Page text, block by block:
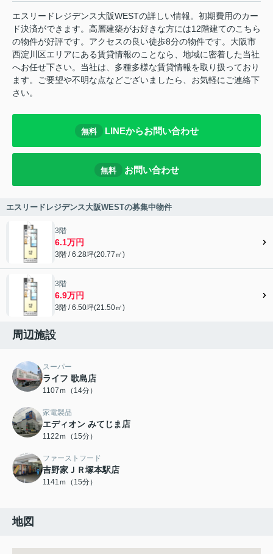
エスリードレジデンス大阪WESTの詳しい情報。初期費用のカー
ド決済ができます。高層建築がお好きな方には12階建てのこちら
の物件が好評です。アクセスの良い徒歩8分の物件です。大阪市
西淀川区エリアにある賃貸情報のことなら、地域に密着した当社
へお任せ下さい。当社は、多種多様な賃貸情報を取り扱っており
ます。ご要望や不明な点などございましたら、お気軽にご連絡下
さい。
無料 LINEからお問い合わせ
無料 お問い合わせ
エスリードレジデンス大阪WESTの募集中物件
3階
6.1万円
3階 / 6.28坪(20.77㎡)
3階
6.9万円
3階 / 6.50坪(21.50㎡)
周辺施設
スーパー
ライフ 歌島店
1107ｍ（14分）
家電製品
エディオン みてじま店
1122ｍ（15分）
ファーストフード
吉野家ＪＲ塚本駅店
1141ｍ（15分）
地図